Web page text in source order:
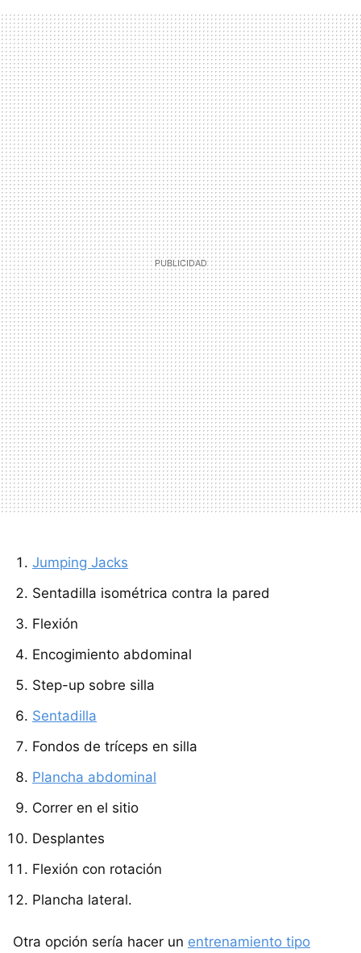
Jumping Jacks
Sentadilla isométrica contra la pared
Flexión
Encogimiento abdominal
Step-up sobre silla
Sentadilla
Fondos de tríceps en silla
Plancha abdominal
Correr en el sitio
Desplantes
Flexión con rotación
Plancha lateral.
Otra opción sería hacer un entrenamiento tipo